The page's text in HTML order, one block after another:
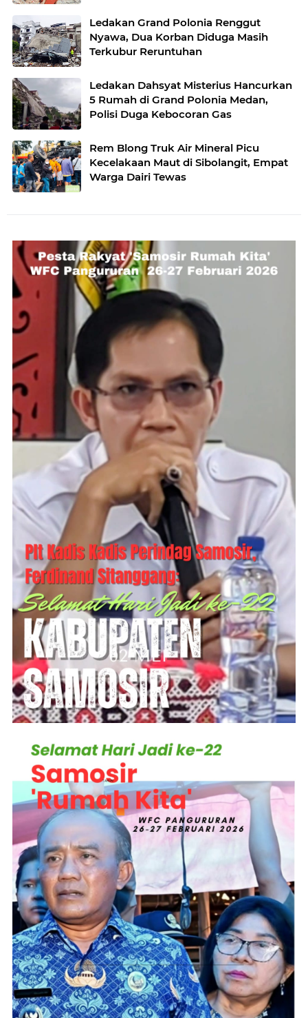
Ledakan Grand Polonia Renggut
Nyawa, Dua Korban Diduga Masih
Terkubur Reruntuhan
Ledakan Dahsyat Misterius Hancurkan
5 Rumah di Grand Polonia Medan,
Polisi Duga Kebocoran Gas
Rem Blong Truk Air Mineral Picu
Kecelakaan Maut di Sibolangit, Empat
Warga Dairi Tewas